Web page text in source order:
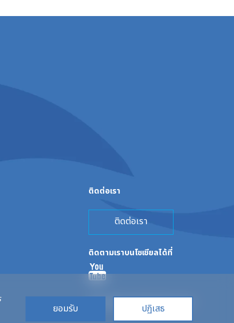
ติดต่อเรา
ติดต่อเรา
ติดตามเราบนโซเชียลได้ที่
นโยบายคุ้มครองข้อมูลส่วนบุคคล
ยอมรับ ปฏิเสธ